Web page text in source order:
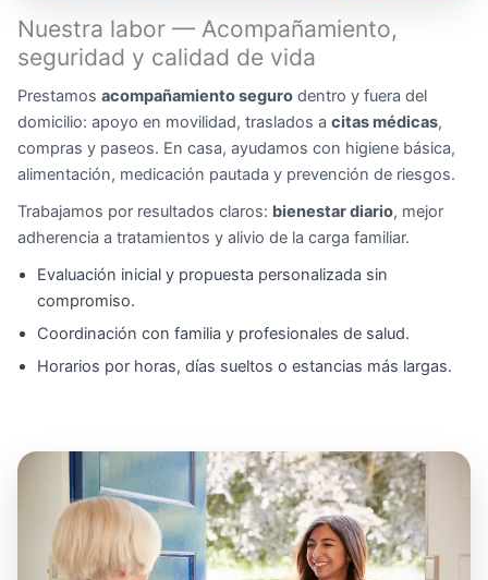
Nuestra labor — Acompañamiento,
seguridad y calidad de vida
Prestamos acompañamiento seguro dentro y fuera del
domicilio: apoyo en movilidad, traslados a citas médicas,
compras y paseos. En casa, ayudamos con higiene básica,
alimentación, medicación pautada y prevención de riesgos.
Trabajamos por resultados claros: bienestar diario, mejor
adherencia a tratamientos y alivio de la carga familiar.
Evaluación inicial y propuesta personalizada sin
compromiso.
Coordinación con familia y profesionales de salud.
Horarios por horas, días sueltos o estancias más largas.